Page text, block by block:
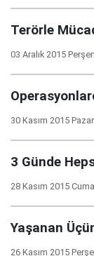
Terörle
03 Aralık 2015
30 Kasım 2015
3 Günde
28 Kasım 2015
Yaşanan
26 Kasım 2015